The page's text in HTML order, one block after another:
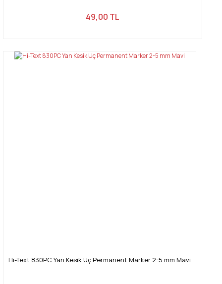
49,00 TL
Hi-Text 830PC Yan Kesik Uç Permanent Marker 2-5 mm Mavi